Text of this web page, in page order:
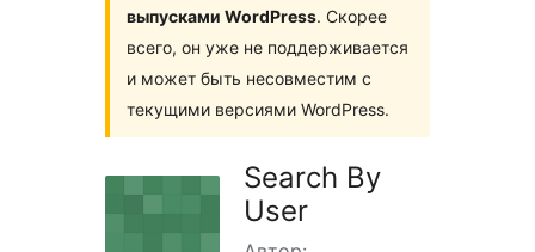
выпусками WordPress. Скорее
всего, он уже не поддерживается
и может быть несовместим с
текущими версиями WordPress.
Search By
User